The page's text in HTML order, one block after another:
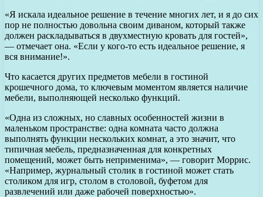
«Я искала идеальное решение в течение многих лет, и я до сих
пор не полностью довольна своим диваном, который также
должен раскладываться в двухместную кровать для гостей»,
— отмечает она. «Если у кого-то есть идеальное решение, я
вся внимание!».
Что касается других предметов мебели в гостиной
крошечного дома, то ключевым моментом является наличие
мебели, выполняющей несколько функций.
«Одна из сложных, но славных особенностей жизни в
маленьком пространстве: одна комната часто должна
выполнять функции нескольких комнат, а это значит, что
типичная мебель, предназначенная для конкретных
помещений, может быть неприменима», — говорит Моррис.
«Например, журнальный столик в гостиной может стать
столиком для игр, столом в столовой, буфетом для
развлечений или даже рабочей поверхностью».